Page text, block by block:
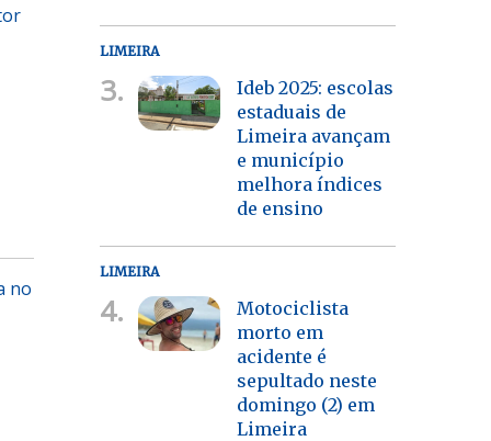
no
LIMEIRA
3.
Ideb 2025: escolas
estaduais de
Limeira avançam
e município
melhora índices
de ensino
LIMEIRA
4.
Motociclista
morto em
acidente é
sepultado neste
domingo (2) em
Limeira